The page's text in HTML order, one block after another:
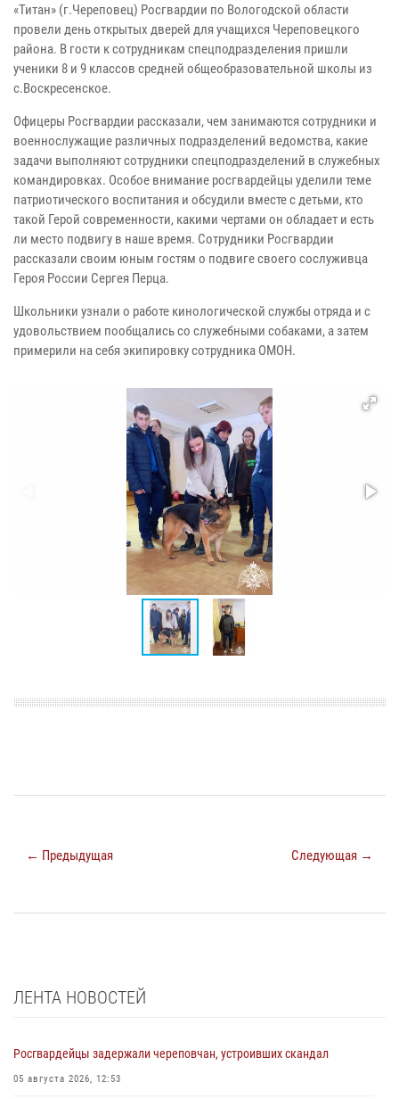
«Титан» (г.Череповец) Росгвардии по Вологодской области
провели день открытых дверей для учащихся Череповецкого
района. В гости к сотрудникам спецподразделения пришли
ученики 8 и 9 классов средней общеобразовательной школы из
с.Воскресенское.
Офицеры Росгвардии рассказали, чем занимаются сотрудники и
военнослужащие различных подразделений ведомства, какие
задачи выполняют сотрудники спецподразделений в служебных
командировках. Особое внимание росгвардейцы уделили теме
патриотического воспитания и обсудили вместе с детьми, кто
такой Герой современности, какими чертами он обладает и есть
ли место подвигу в наше время. Сотрудники Росгвардии
рассказали своим юным гостям о подвиге своего сослуживца
Героя России Сергея Перца.
Школьники узнали о работе кинологической службы отряда и с
удовольствием пообщались со служебными собаками, а затем
примерили на себя экипировку сотрудника ОМОН.
← Предыдущая Следующая →
ЛЕНТА НОВОСТЕЙ
Росгвардейцы задержали череповчан, устроивших скандал
05 августа 2026, 12:53